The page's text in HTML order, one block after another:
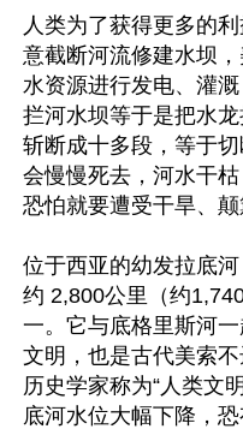
人类为了获得更多的
意截断河流修建水坝
水资源进行发电、灌
拦河水坝等于是把水
斩断成十多段，等于
会慢慢死去，河水干
恐怕就要遭受干旱、颠
位于西亚的幼发拉底
约 2,800公里（约
一。它与底格里斯河
文明，也是古代美索
历史学家称为“人类文
底河水位大幅下降，